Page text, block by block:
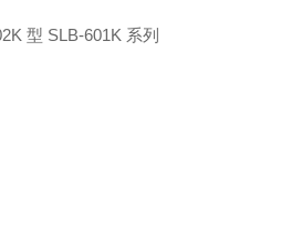
型 SLB-601K 系列